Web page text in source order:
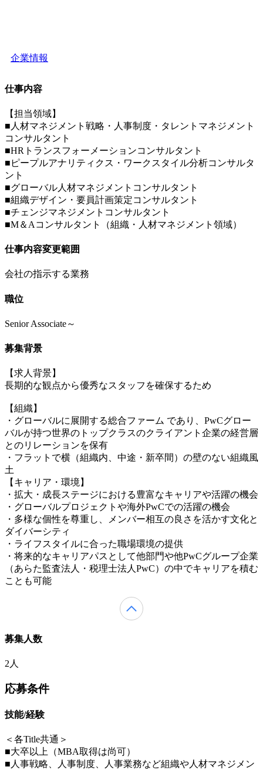
企業情報
仕事内容
【担当領域】
■人材マネジメント戦略・人事制度・タレントマネジメント
コンサルタント
■HRトランスフォーメーションコンサルタント
■ピープルアナリティクス・ワークスタイル分析コンサルタ
ント
■グローバル人材マネジメントコンサルタント
■組織デザイン・要員計画策定コンサルタント
■チェンジマネジメントコンサルタント
■M＆Aコンサルタント（組織・人材マネジメント領域）
仕事内容変更範囲
会社の指示する業務
職位
Senior Associate～
募集背景
【求人背景】
長期的な観点から優秀なスタッフを確保するため
【組織】
・グローバルに展開する総合ファーム であり、PwCグロー
バルが持つ世界のトップクラスのクライアント企業の経営層
とのリレーションを保有
・フラットで横（組織内、中途・新卒間）の壁のない組織風
土
【キャリア・環境】
・拡大・成長ステージにおける豊富なキャリアや活躍の機会
・グローバルプロジェクトや海外PwCでの活躍の機会
・多様な個性を尊重し、メンバー相互の良さを活かす文化と
ダイバーシティ
・ライフスタイルに合った職場環境の提供
・将来的なキャリアパスとして他部門や他PwCグループ企業
（あらた監査法人・税理士法人PwC）の中でキャリアを積む
ことも可能
募集人数
2人
応募条件
技能/経験
＜各Title共通＞
■大卒以上（MBA取得は尚可）
■人事戦略、人事制度、人事業務など組織や人材マネジメン